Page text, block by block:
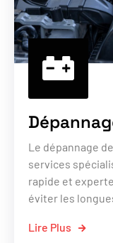
Le dépannage
services
rapide et
éviter les
Lire Plus